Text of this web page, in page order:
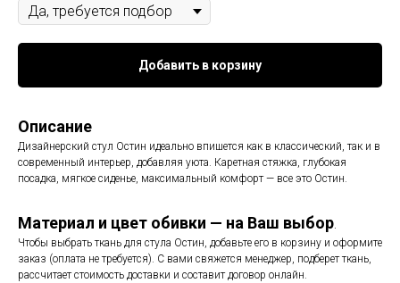
Добавить в корзину
Описание
Дизайнерский стул Остин идеально впишется как в классический, так и в
современный интерьер, добавляя уюта. Каретная стяжка, глубокая
посадка, мягкое сиденье, максимальный комфорт — все это Остин.
Материал и цвет обивки — на Ваш выбор.
Чтобы выбрать ткань для стула Остин, добавьте его в корзину и оформите
заказ (оплата не требуется). С вами свяжется менеджер, подберет ткань,
рассчитает стоимость доставки и составит договор онлайн.